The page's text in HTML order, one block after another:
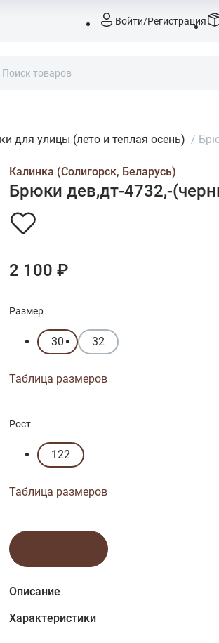
Войти/Регистрация
для улицы (лето и теплая осень) /
Калинка (Солигорск, Беларусь)
Брюки дев,дт-4732,-
2 100 ₽
Размер
30 32
Таблица размеров
Рост
122
Таблица размеров
Описание
Характеристики